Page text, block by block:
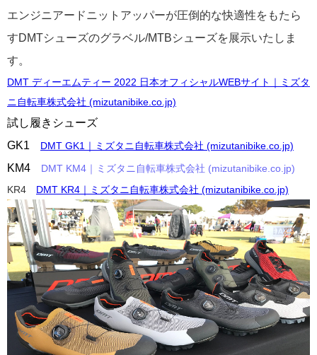
エンジニアードニットアッパーが圧倒的な快適性をもたら
すDMTシューズのグラベル/MTBシューズを展示いたしま
す。
DMT ディーエムティー 2022 日本オフィシャルWEBサイト｜ミズタ
ニ自転車株式会社 (mizutanibike.co.jp)
試し履きシューズ
GK1
DMT GK1｜ミズタニ自転車株式会社 (mizutanibike.co.jp)
KM4
DMT KM4｜ミズタニ自転車株式会社 (mizutanibike.co.jp)
KR4 DMT KR4｜ミズタニ自転車株式会社 (mizutanibike.co.jp)